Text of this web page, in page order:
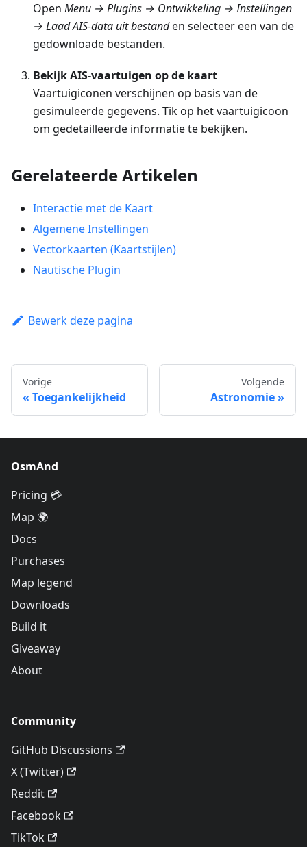
Open Menu → Plugins → Ontwikkeling → Instellingen
→ Laad AIS-data uit bestanden selecteer een van de
gedownloade bestanden.
Bekijk AIS-vaartuigen op de kaart
Vaartuigiconen verschijnen op basis van de
gesimuleerde gegevens. Tik op het vaartuigicoon
om gedetailleerde informatie te bekijken.
Gerelateerde Artikelen
Interactie met de Kaart
Algemene Instellingen
Vectorkaarten (Kaartstijlen)
Nautische Plugin
Bewerk deze pagina
Vorige
Toegankelijkheid
Volgende
Astronomie
OsmAnd
Pricing 💳
Map 🌍
Docs
Purchases
Map legend
Downloads
Build it
Giveaway
About
Community
GitHub Discussions
X (Twitter)
Reddit
Facebook
TikTok